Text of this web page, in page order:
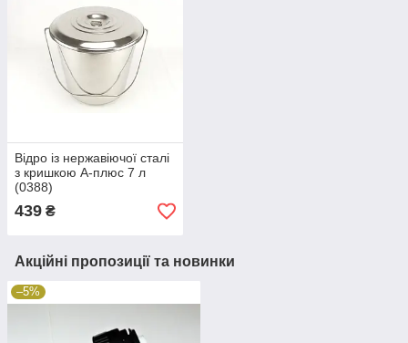
Відро із нержавіючої сталі
з кришкою А-плюс 7 л
(0388)
439 ₴
Акційні пропозиції та новинки
–5%